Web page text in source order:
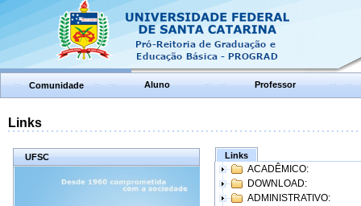
Comunidade Aluno Professor
Links
UFSC Links
ACADÊMICO:
DOWNLOAD:
ADMINISTRATIVO: